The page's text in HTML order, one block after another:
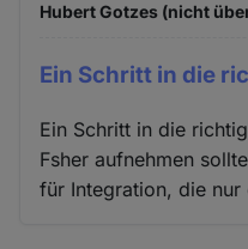
Hubert Gotzes (nicht
Ein Schritt in die
Ein Schritt in die
Fsher aufnehmen
für Integration, die nur